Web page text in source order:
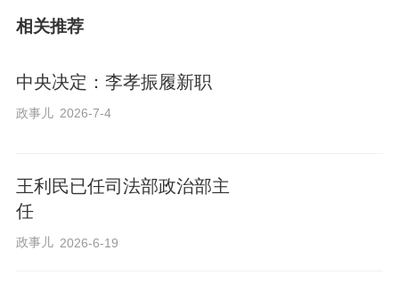
相关推荐
中央决定：李孝振履新职
政事儿 2026-7-4
王利民已任司法部政治部主
任
政事儿 2026-6-19